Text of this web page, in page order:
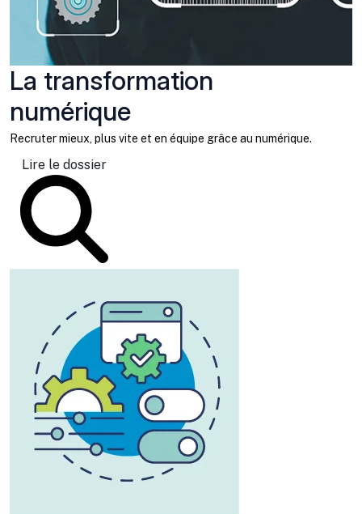
La transformation
numérique
Recruter mieux, plus vite et en équipe grâce au numérique.
Lire le dossier